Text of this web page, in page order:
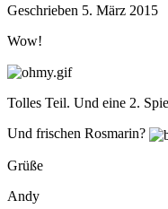
Geschrieben 5. März 2015
Wow!
Tolles Teil. Und eine 2.
Und frischen Rosmarin?
Grüße
Andy